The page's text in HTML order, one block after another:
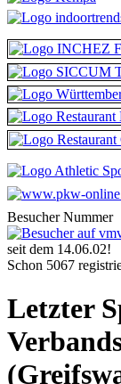
Besucher Nummer
seit dem 14.06.02!
Schon 5067
Letzter